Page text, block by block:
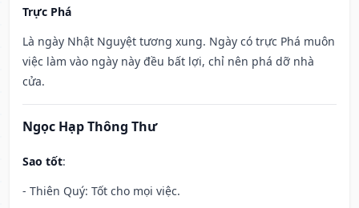
Trực Phá
Là ngày Nhật Nguyệt tương xung. Ngày có trực Phá muôn
việc làm vào ngày này đều bất lợi, chỉ nên phá dỡ nhà
cửa.
Ngọc Hạp Thông Thư
Sao tốt:
- Thiên Quý: Tốt cho mọi việc.